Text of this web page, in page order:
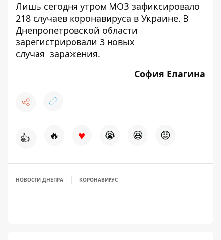
Лишь сегодня утром МОЗ зафиксировало
218 случаев коронавируса в Украине. В
Днепропетровской области
зарегистрировали 3 новых
случая заражения.
София Елагина
👍 🔥 ♥ 😭 😆 😡
НОВОСТИ ДНЕПРА КОРОНАВИРУС